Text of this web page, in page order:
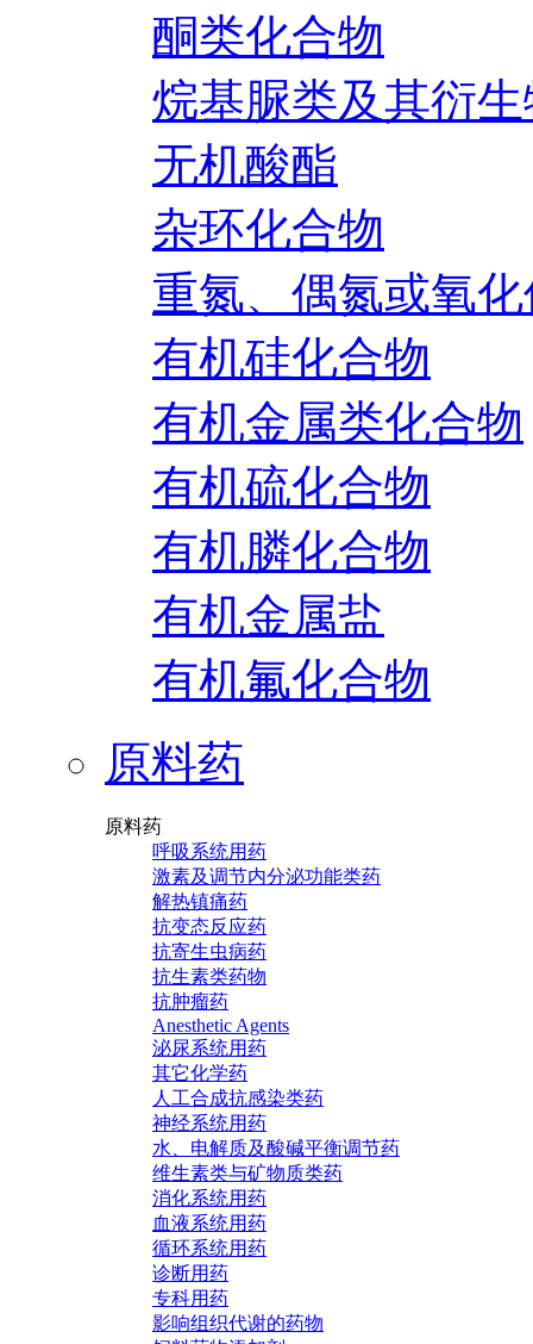
酮类化合物
烷基脲类及其衍
无机酸酯
杂环化合物
重氮、偶氮或氧
有机硅化合物
有机金属类化合物
有机硫化合物
有机膦化合物
有机金属盐
有机氟化合物
原料药
原料药
呼吸系统用药
激素及调节内分泌功能类药
解热镇痛药
抗变态反应药
抗寄生虫病药
抗生素类药物
抗肿瘤药
Anesthetic Agents
泌尿系统用药
其它化学药
人工合成抗感染类药
神经系统用药
水、电解质及酸碱平衡调节药
维生素类与矿物质类药
消化系统用药
血液系统用药
循环系统用药
诊断用药
专科用药
影响组织代谢的药物